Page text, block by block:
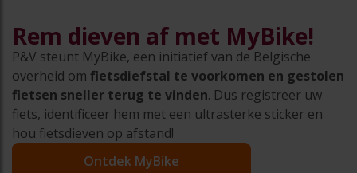
Rem dieven af met MyBike!
P&V steunt MyBike, een initiatief van de Belgische
overheid om fietsdiefstal te voorkomen en gestolen
fietsen sneller terug te vinden. Dus registreer uw
fiets, identificeer hem met een ultrasterke sticker en
hou fietsdieven op afstand!
Ontdek MyBike